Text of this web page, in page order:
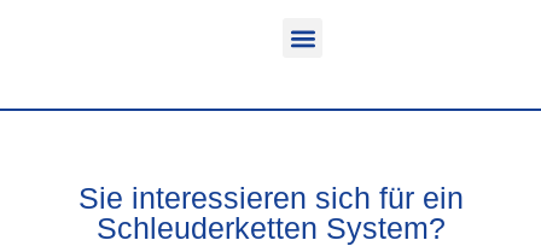
Sie interessieren sich für ein
Schleuderketten System?